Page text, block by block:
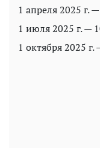
1 апреля 2025 г.
1 июля 2025 г. —
1 октября 2025